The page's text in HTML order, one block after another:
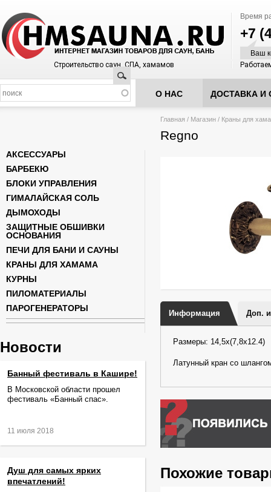
Время
+7
Ваш
Строительство саун, СПА, хамамов
Поиск
О НАС ДОСТАВКА И
Вы здесь
Главная / Магазин / Краны для
Regno
Информация Доп.
Размеры: 14,5х(7,8х12.4)
Латунный кран со
Похожие
АКСЕССУАРЫ
БАРБЕКЮ
БЛОКИ УПРАВЛЕНИЯ
ГИМАЛАЙСКАЯ СОЛЬ
ДЫМОХОДЫ
ЗАЩИТНЫЕ ОБШИВКИ
ОСНОВАНИЯ
ПЕЧИ ДЛЯ БАНИ И САУНЫ
КРАНЫ ДЛЯ ХАМАМА
КУРНЫ
ПИЛОМАТЕРИАЛЫ
ПАРОГЕНЕРАТОРЫ
Новости
Банный фестиваль в Кашире!
В Московской области прошел
фестиваль «Банный спас».
11 июля 2018
Душ для самых ярких
впечатлений!